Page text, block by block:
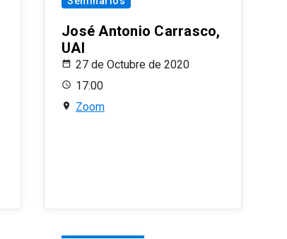
José Antonio Carrasco,
UAI
27 de Octubre de 2020
17:00
Zoom